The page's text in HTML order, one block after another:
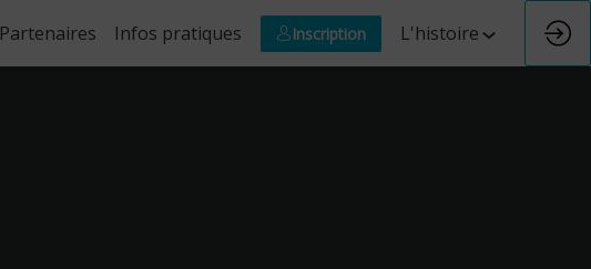
Partenaires Infos pratiques Inscription L'histoire